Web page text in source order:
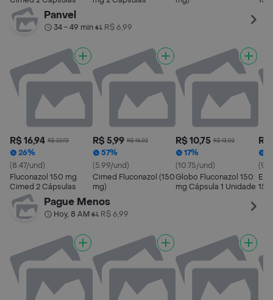
Panvel
34 - 49 min• R$ 6,99
R$ 16,94 R$ 22,92
26%
(8.47/und)
Fluconazol 150 mg
Cimed 2 Cápsulas
R$ 5,99 R$ 14,02
57%
(5.99/und)
Cimed Fluconazol (150
mg)
R$ 10,75 R$ 13,02
17%
(10.75/und)
Globo Fluconazol 150
mg Cápsula 1 Unidade
R$
(9/
Pague Menos
Hoy, 8 AM• R$ 6,99